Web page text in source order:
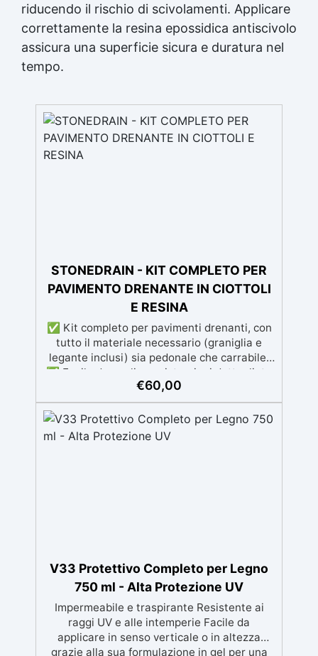
riducendo il rischio di scivolamenti. Applicare
correttamente la resina epossidica antiscivolo
assicura una superficie sicura e duratura nel
tempo.
STONEDRAIN - KIT COMPLETO PER
PAVIMENTO DRENANTE IN CIOTTOLI
E RESINA
✅ Kit completo per pavimenti drenanti, con
tutto il materiale necessario (graniglia e
legante inclusi) sia pedonale che carrabile.
✅ Facile da applicare: istruzioni dettagliate
per risultati impeccabili, senza bisogno di
esperienza, con assistenza video/telefonica
gratuita ✅ Economico e Veloce: rinnova le
superfici con una spesa minima, evitando
€60,00
V33 Protettivo Completo per Legno
750 ml - Alta Protezione UV
Impermeabile e traspirante Resistente ai
raggi UV e alle intemperie Facile da
applicare in senso verticale o in altezza
grazie alla sua formulazione in gel per una